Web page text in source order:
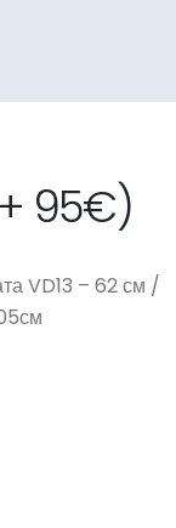
+ 95€)
VD13 – 62 см /